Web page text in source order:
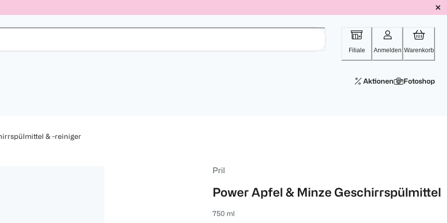
Filiale Anmelden Warenkorb
Aktionen Fotoshop
& -reiniger
Pril
Power Apfel & Minze Geschirrspülmittel
750 ml